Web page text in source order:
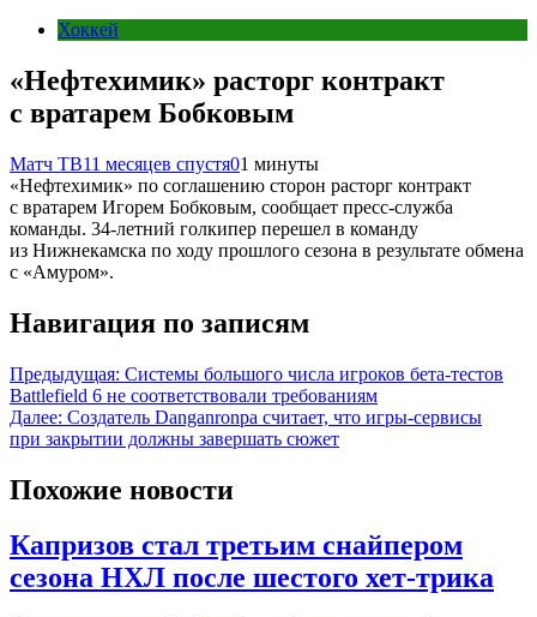
Хоккей
«Нефтехимик» расторг контракт
с вратарем Бобковым
Матч ТВ11 месяцев спустя01 минуты
«Нефтехимик» по соглашению сторон расторг контракт
с вратарем Игорем Бобковым, сообщает пресс‑служба
команды. 34‑летний голкипер перешел в команду
из Нижнекамска по ходу прошлого сезона в результате обмена
с «Амуром».
Навигация по записям
Предыдущая: Системы большого числа игроков бета-тестов
Battlefield 6 не соответствовали требованиям
Далее: Создатель Danganronpa считает, что игры-сервисы
при закрытии должны завершать сюжет
Похожие новости
Капризов стал третьим снайпером
сезона НХЛ после шестого хет-трика